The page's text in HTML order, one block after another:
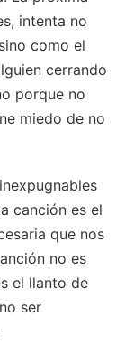
intenta no
como el
cerrando
porque no
miedo de no
canción es el
que nos
no es
el llanto de
ser